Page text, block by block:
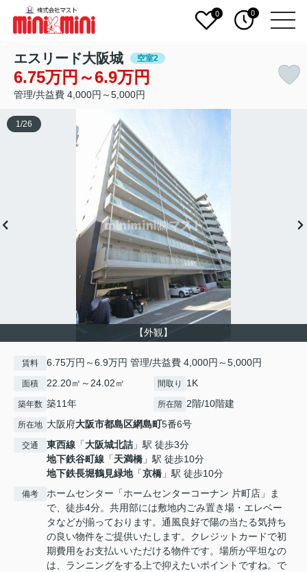
0 0
エスリード大阪城 空室2
6.75万円～6.9万円
管理/共益費 4,000円～5,000円
【外観】
1 /26
賃料 6.75万円～6.9万円 管理/共益費 4,000円～5,000円
面積 22.20㎡～24.02㎡ 間取り 1K
築年数 築11年 所在階 2階/10階建
所在地 大阪府大阪市都島区網島町5番6号
交通 東西線 「大阪城北詰 」駅 徒歩3分
地下鉄谷町線 「天満橋 」駅 徒歩10分
地下鉄長堀鶴見緑地「京橋 」駅 徒歩10分
備考
ホームセンター「ホームセンターコーナン 片町店」ま
で、徒歩4分。共用部には敷地内ごみ置き場・エレベー
タなどが揃っております。通風良好で陽の当たる気持ち
の良い物件をご提供いたします。クレジットカードで初
期費用をお支払いいただける物件です。場所が平坦なの
は、ランニングをする上で抑えたいポイントですね。で